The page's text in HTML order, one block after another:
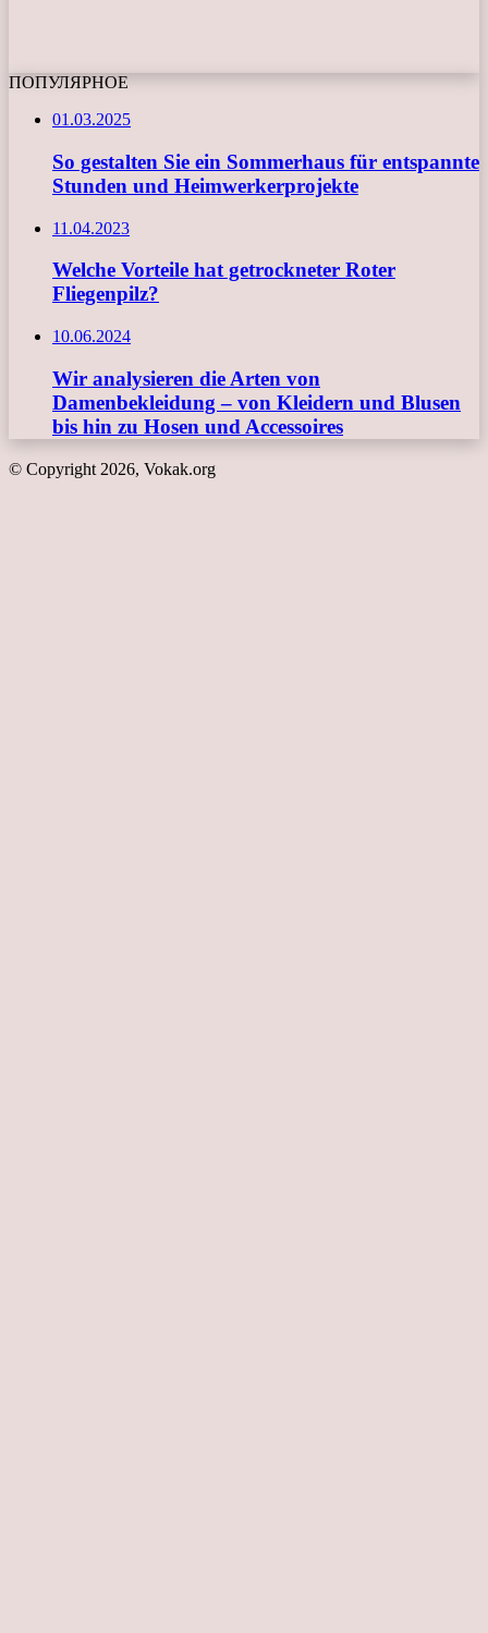
ПОПУЛЯРНОЕ
01.03.2025
So gestalten Sie ein Sommerhaus für entspannte
Stunden und Heimwerkerprojekte
11.04.2023
Welche Vorteile hat getrockneter Roter
Fliegenpilz?
10.06.2024
Wir analysieren die Arten von
Damenbekleidung – von Kleidern und Blusen
bis hin zu Hosen und Accessoires
© Copyright 2026, Vokak.org